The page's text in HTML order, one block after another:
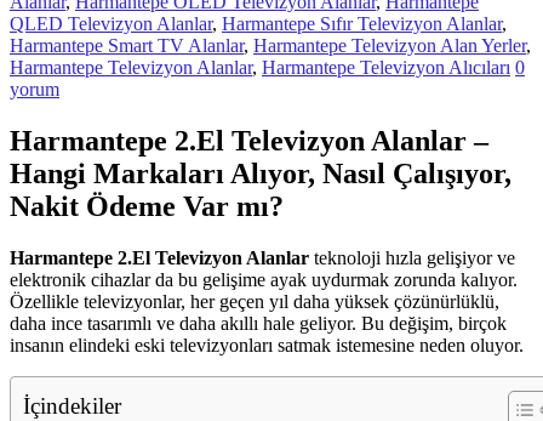
hemen
bize
satarak
nakit
ödeme
TV
alanlar
adresten
alım
yapıyor
QLED Televizyon Alanlar, Harmantepe Sıfır Televizyon Alanlar,
Harmantepe Smart TV Alanlar, Harmantepe Televizyon Alan Yerler,
Harmantepe Televizyon Alanlar, Harmantepe Televizyon Alıcıları 0
yorum
Harmantepe 2.El Televizyon Alanlar –
Hangi Markaları Alıyor, Nasıl Çalışıyor,
Nakit Ödeme Var mı?
Harmantepe 2.El Televizyon Alanlar teknoloji hızla gelişiyor ve
elektronik cihazlar da bu gelişime ayak uydurmak zorunda kalıyor.
Özellikle televizyonlar, her geçen yıl daha yüksek çözünürlüklü,
daha ince tasarımlı ve daha akıllı hale geliyor. Bu değişim, birçok
insanın elindeki eski televizyonları satmak istemesine neden oluyor.
İçindekiler